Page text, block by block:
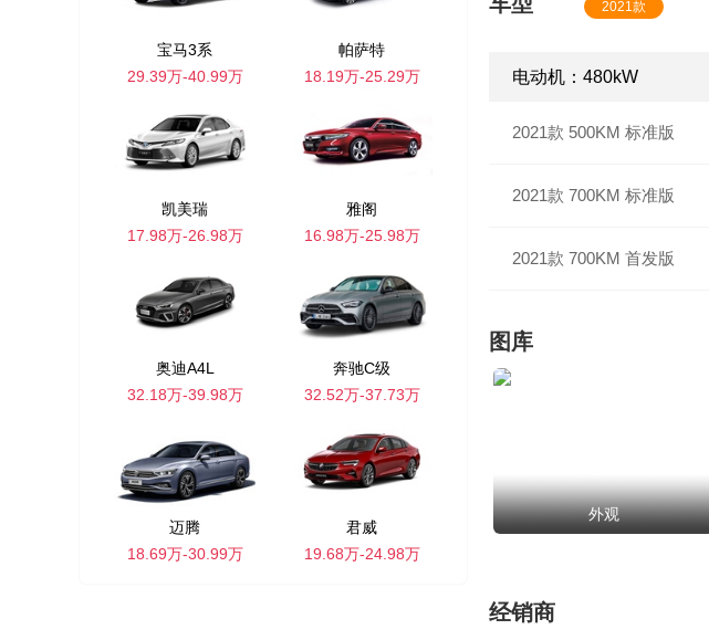
宝马3系
29.39万-40.99万
帕萨特
18.19万-25.29万
凯美瑞
17.98万-26.98万
雅阁
16.98万-25.98万
奥迪A4L
32.18万-39.98万
奔驰C级
32.52万-37.73万
迈腾
18.69万-30.99万
君威
19.68万-24.98万
2021款
电动机：480kW
2021款 500KM 标准版
2021款 700KM 标准版
2021款 700KM 首发版
图库
外观
经销商